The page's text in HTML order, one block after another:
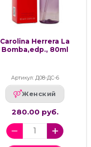
Carolina Herrera La
Bomba,edp., 80ml
Артикул: Д08-ДС-6
Женский
280.00 руб.